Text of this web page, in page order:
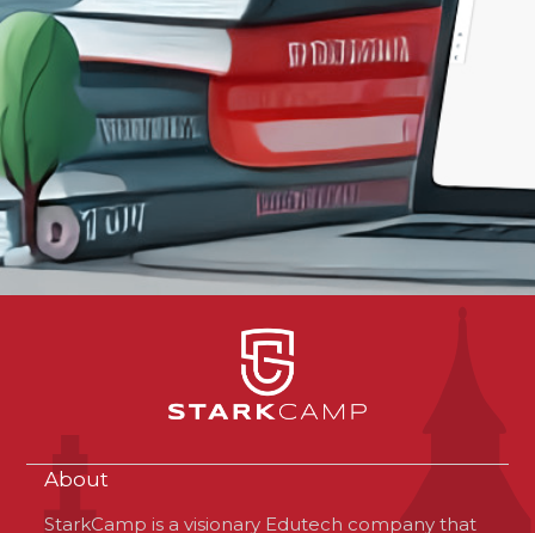
About
StarkCamp is a visionary Edutech company that